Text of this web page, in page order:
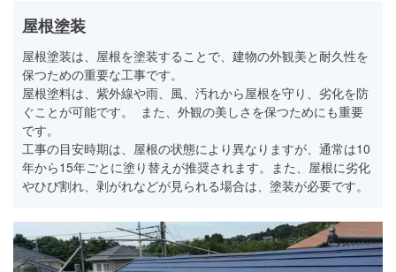
屋根塗装
屋根塗装は、屋根を塗装することで、建物の外観美と耐久性を
保つための重要な工事です。
屋根塗料は、紫外線や雨、風、汚れから屋根を守り、劣化を防
ぐことが可能です。 また、外観の美しさを保つためにも重要
です。
工事の目安時期は、屋根の状態により異なりますが、通常は10
年から15年ごとに塗り替えが推奨されます。また、屋根に劣化
やひび割れ、剥がれなどが見られる場合は、塗装が必要です。